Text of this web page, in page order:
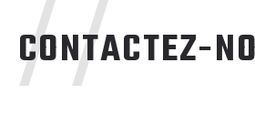
CONTACTEZ-